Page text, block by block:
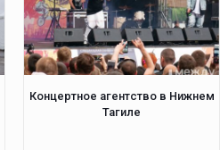
Концертное агентство в Нижнем
Тагиле